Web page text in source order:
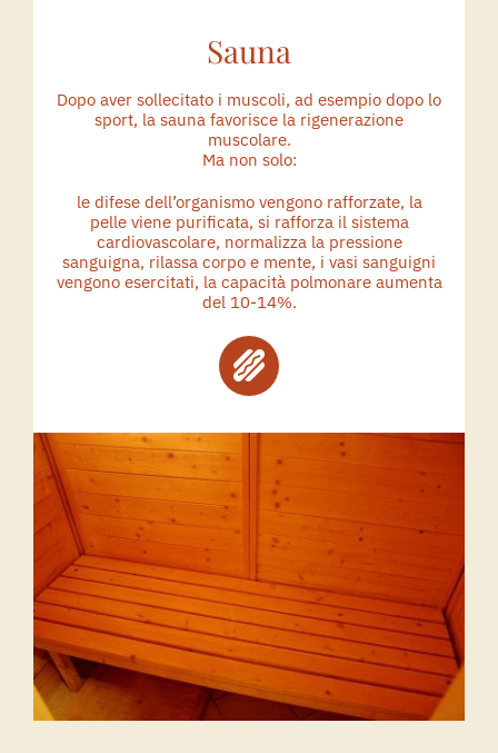
Sauna
Dopo aver sollecitato i muscoli, ad esempio dopo lo
sport, la sauna favorisce la rigenerazione
muscolare.
Ma non solo:
le difese dell’organismo vengono rafforzate, la
pelle viene purificata, si rafforza il sistema
cardiovascolare, normalizza la pressione
sanguigna, rilassa corpo e mente, i vasi sanguigni
vengono esercitati, la capacità polmonare aumenta
del 10-14%.